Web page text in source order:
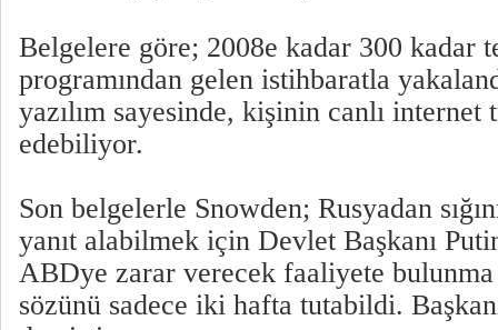
Belgelere göre; 2008e kadar 300 kadar
programından gelen istihbaratla
yazılım sayesinde, kişinin canlı
edebiliyor.
Son belgelerle Snowden; Rusyadan
yanıt alabilmek için Devlet Başkanı
ABDye zarar verecek faaliyete bulunma
sözünü sadece iki hafta tutabildi.